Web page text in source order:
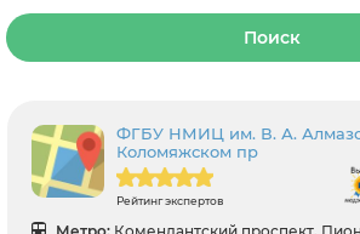
Поиск
ФГБУ НМИЦ им. В. А.
Коломяжском пр
Рейтинг экспертов